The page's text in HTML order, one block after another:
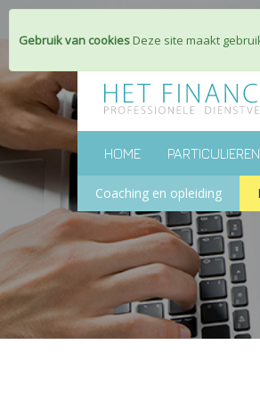
HOME PARTICULIEREN
Coaching en opleiding
Gebruik van cookiesDeze site maakt